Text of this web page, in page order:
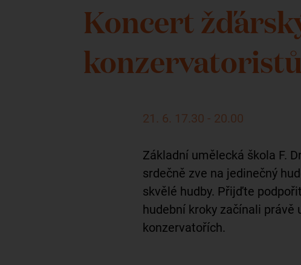
Koncert
konzervatoristů
21. 6. 17.30 - 20.00
Základní umělecká škola F.
srdečně zve na jedinečný
skvělé hudby. Přijďte
hudební kroky začínali právě
konzervatořích.